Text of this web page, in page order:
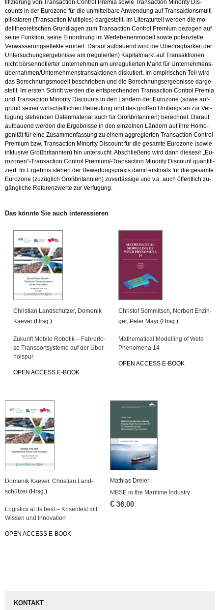
ti­fi­zie­rung von Tran­sac­tion Con­trol Pre­mia sowie Tran­sac­tion Mi­no­ri­ty Dis­
counts in der Eu­ro­zo­ne für die un­mit­tel­ba­re An­wen­dung auf Trans­ak­ti­ons­mul­ti­
pli­ka­to­ren (Tran­sac­tion Mul­ti­ples) dar­ge­stellt. Im Li­te­ra­tur­teil wer­den die mo­
dell­theo­re­ti­schen Grund­la­gen zum Tran­sac­tion Con­trol Pre­mi­um be­zo­gen auf
seine Funk­ti­on, seine Ein­ord­nung im Wert­ebe­nen­mo­dell sowie po­ten­zi­el­le
Ver­wäs­se­rungs­ef­fek­te er­ör­tert. Dar­auf auf­bau­end wird die Über­trag­bar­keit der
Un­ter­su­chungs­er­geb­nis­se am (re­gu­lier­ten) Ka­pi­tal­markt auf Trans­ak­tio­nen
nicht bör­sen­no­tier­ter Un­ter­neh­men am un­re­gu­lier­ten Markt für Un­ter­neh­mens­
über­nah­men/Un­ter­neh­mens­trans­ak­tio­nen dis­ku­tiert. Im em­pi­ri­schen Teil wird
das Be­rech­nungs­mo­dell be­schrie­ben und die Be­rech­nungs­er­geb­nis­se dar­ge­
stellt. Im ers­ten Schritt wer­den die ent­spre­chen­den Tran­sac­tion Con­trol Pre­mia
und Tran­sac­tion Mi­no­ri­ty Dis­counts in den Län­dern der Eu­ro­zo­ne (sowie auf­
grund sei­ner wirt­schaft­li­chen Be­deu­tung und des gro­ßen Um­fangs an zur Ver­
fü­gung ste­hen­den Da­ten­ma­te­ri­al auch für Groß­bri­tan­ni­en) be­rech­net. Dar­auf
auf­bau­end wer­den die Er­geb­nis­se in den ein­zel­nen Län­dern auf ihre Ho­mo­
ge­ni­tät für eine Zu­sam­men­fas­sung zu einem ag­gre­gier­ten Tran­sac­tion Con­trol
Pre­mi­um bzw. Tran­sac­tion Mi­no­ri­ty Dis­count für die ge­sam­te Eu­ro­zo­ne (sowie
in­klu­si­ve Groß­bri­tan­ni­en) hin un­ter­sucht. Ab­schlie­ßend wird dann die­ses/r „Eu­
ro­zo­nen“-Tran­sac­tion Con­trol Pre­mi­um/-Tran­sac­tion Mi­no­ri­ty Dis­count quan­ti­fi­
ziert. Im Er­geb­nis ste­hen der Be­wer­tungs­pra­xis damit erst­mals für die ge­sam­te
Eu­ro­zo­ne (zu­züg­lich Groß­bri­tan­ni­en) zu­ver­läs­si­ge und v.a. auch öf­fent­lich zu­
gäng­li­che Re­fe­renz­wer­te zur Ver­fü­gung.
Das könn­te Sie auch in­ter­es­sie­ren
Chris­ti­an Land­schüt­zer, Do­me­nik
Kae­ver (Hrsg.)
Zu­kunft Mo­bi­le Ro­bo­tik – Fah­rer­lo­
se Trans­port­sys­te­me auf der Über­
hol­spur
OPEN AC­CESS E-BOOK
Chris­tof Som­mitsch, Nor­bert En­zin­
ger, Peter Mayr (Hrsg.)
Ma­the­ma­ti­cal Mo­del­ling of Weld
Pheno­me­na 14
OPEN AC­CESS E-BOOK
Do­me­nik Kae­ver, Chris­ti­an Land­
schüt­zer (Hrsg.)
Lo­gis­tics at its best – Kri­sen­fest mit
Wis­sen und In­no­va­ti­on
OPEN AC­CESS E-BOOK
Ma­thi­as Drei­er
MBSE in the Ma­ri­ti­me In­dus­try
€ 36.00
KONTAKT